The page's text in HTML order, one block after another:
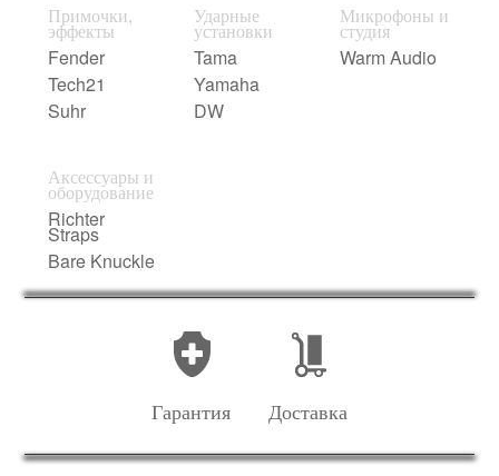
Примочки,
эффекты
Fender
Tech21
Suhr
Ударные
установки
Tama
Yamaha
DW
Микрофоны и
студия
Warm Audio
Аксессуары и
оборудование
Richter
Straps
Bare Knuckle
Гарантия Доставка